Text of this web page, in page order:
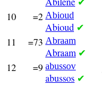
✔
10 =2 Abioud
Abioud ✔
11 =73 Abraam
Abraam ✔
12 =9 abussov
abussos ✔